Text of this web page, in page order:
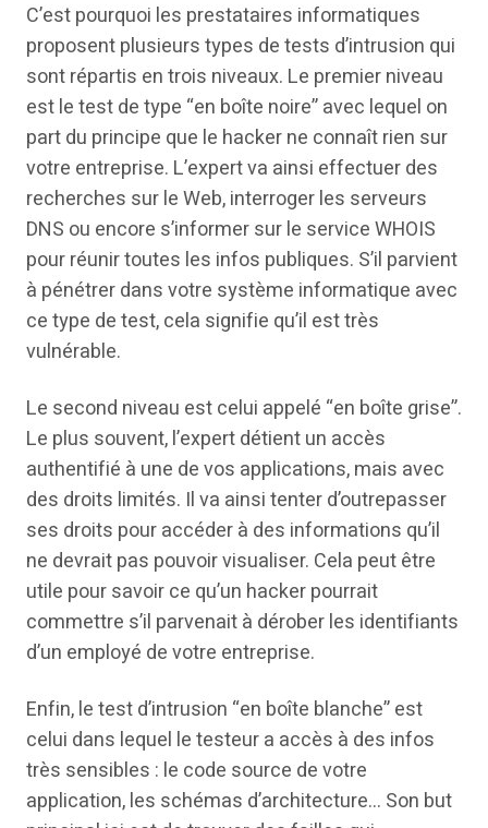
C’est pourquoi les prestataires informatiques
proposent plusieurs types de tests d’intrusion qui
sont répartis en trois niveaux. Le premier niveau
est le test de type “en boîte noire” avec lequel on
part du principe que le hacker ne connaît rien sur
votre entreprise. L’expert va ainsi effectuer des
recherches sur le Web, interroger les serveurs
DNS ou encore s’informer sur le service WHOIS
pour réunir toutes les infos publiques. S’il parvient
à pénétrer dans votre système informatique avec
ce type de test, cela signifie qu’il est très
vulnérable.
Le second niveau est celui appelé “en boîte grise”.
Le plus souvent, l’expert détient un accès
authentifié à une de vos applications, mais avec
des droits limités. Il va ainsi tenter d’outrepasser
ses droits pour accéder à des informations qu’il
ne devrait pas pouvoir visualiser. Cela peut être
utile pour savoir ce qu’un hacker pourrait
commettre s’il parvenait à dérober les identifiants
d’un employé de votre entreprise.
Enfin, le test d’intrusion “en boîte blanche” est
celui dans lequel le testeur a accès à des infos
très sensibles : le code source de votre
application, les schémas d’architecture… Son but